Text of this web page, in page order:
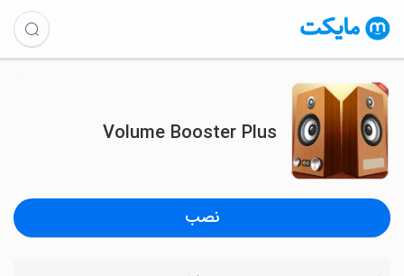
Volume Booster Plus
نصب